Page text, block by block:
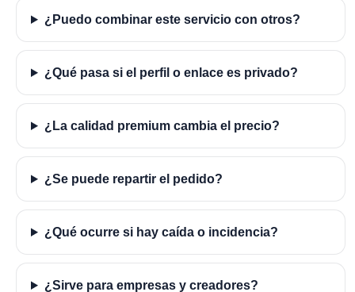
¿Puedo combinar este servicio con otros?
¿Qué pasa si el perfil o enlace es privado?
¿La calidad premium cambia el precio?
¿Se puede repartir el pedido?
¿Qué ocurre si hay caída o incidencia?
¿Sirve para empresas y creadores?